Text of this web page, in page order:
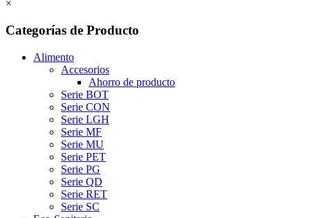
×
Categorías de Producto
Alimento
Accesorios
Ahorro de producto
Serie BOT
Serie CON
Serie LGH
Serie MF
Serie MU
Serie PET
Serie PG
Serie QD
Serie RET
Serie SC